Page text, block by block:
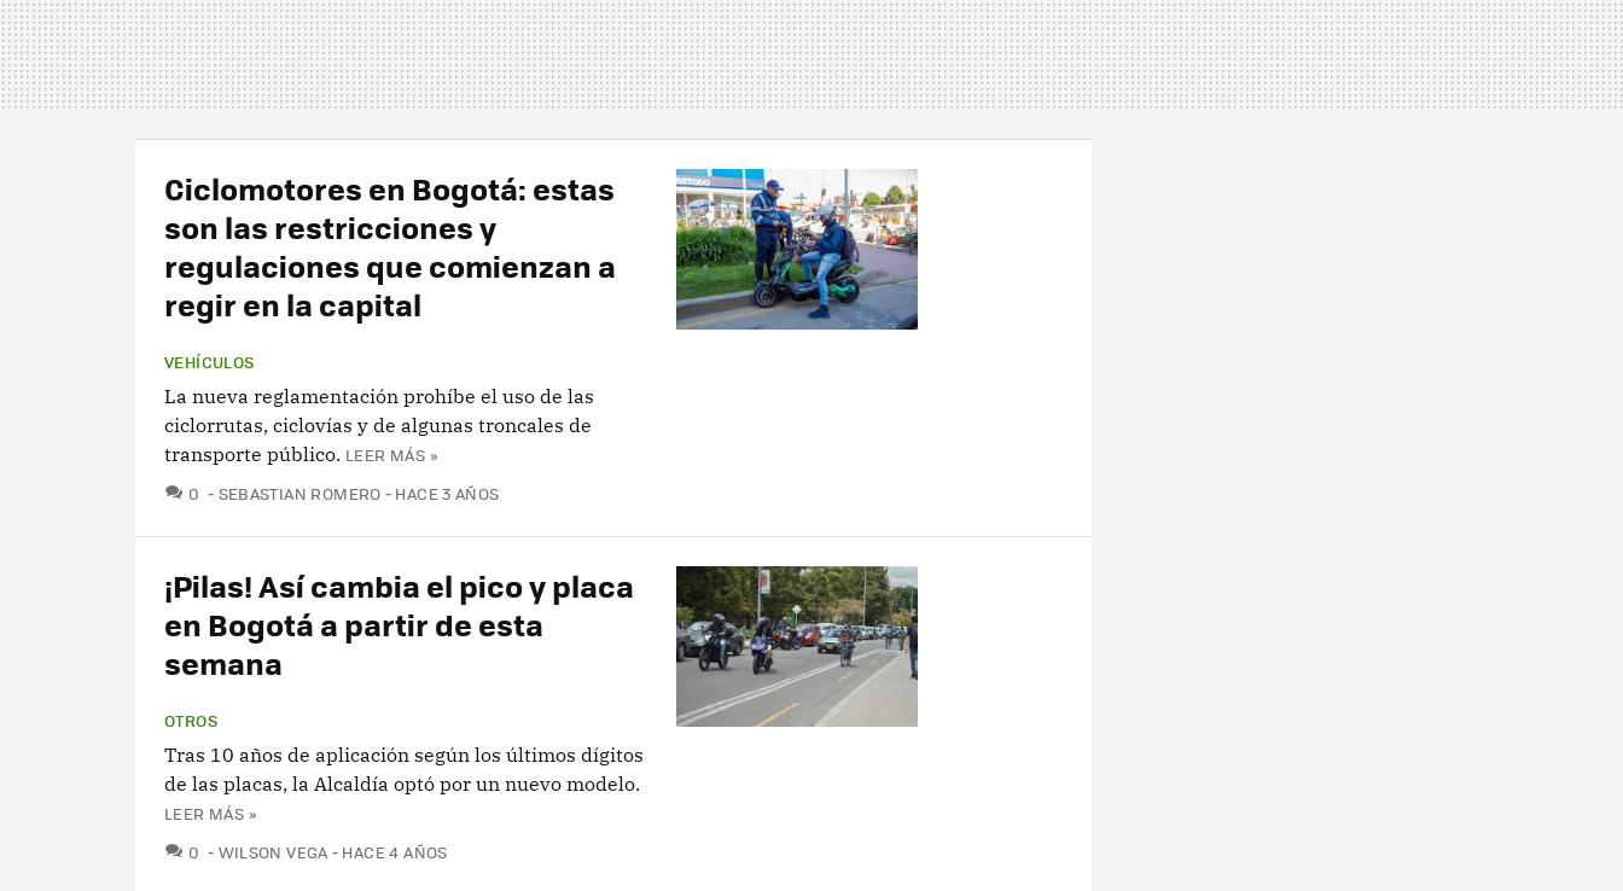
Ciclomotores en Bogotá: estas
son las restricciones y
regulaciones que comienzan a
regir en la capital
VEHÍCULOS
La nueva reglamentación prohíbe el uso de las
ciclorrutas, ciclovías y de algunas troncales de
transporte público. LEER MÁS »
0 COMENTARIOS
SEBASTIAN ROMERO HACE 3 AÑOS
¡Pilas! Así cambia el pico y placa
en Bogotá a partir de esta
semana
OTROS
Tras 10 años de aplicación según los últimos dígitos
de las placas, la Alcaldía optó por un nuevo modelo.
LEER MÁS »
0 COMENTARIOS
WILSON VEGA HACE 4 AÑOS